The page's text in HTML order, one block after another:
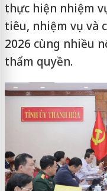
thực hiện nhiệm
tiêu, nhiệm vụ và
2026 cùng nhiều
thẩm quyền.